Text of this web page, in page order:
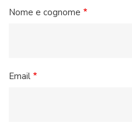
Nome e cognome
Email